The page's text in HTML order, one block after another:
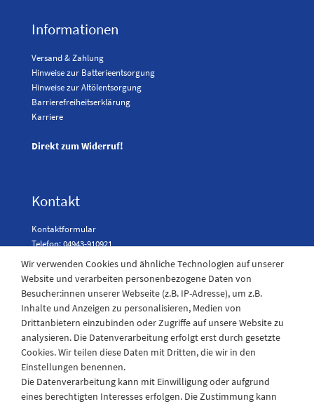
Informationen
Versand & Zahlung
Hinweise zur Batterieentsorgung
Hinweise zur Altölentsorgung
Barrierefreiheitserklärung
Karriere
Direkt zum Widerruf!
Kontakt
Kontaktformular
Telefon: 04943-910921
Laden Öffnungszeiten
Montag - Freitag
08:30 - 12:30 und 13.00 - 17.30 Uhr
Samstags
08:30 bis 12:30 Uhr
Wir verwenden Cookies und ähnliche Technologien auf unserer
Website und verarbeiten personenbezogene Daten von
Besucher:innen unserer Webseite (z.B. IP-Adresse), um z.B.
Inhalte und Anzeigen zu personalisieren, Medien von
Drittanbietern einzubinden oder Zugriffe auf unsere Website zu
analysieren. Die Datenverarbeitung erfolgt erst durch gesetzte
Cookies. Wir teilen diese Daten mit Dritten, die wir in den
Einstellungen benennen.
Die Datenverarbeitung kann mit Einwilligung oder aufgrund
eines berechtigten Interesses erfolgen. Die Zustimmung kann